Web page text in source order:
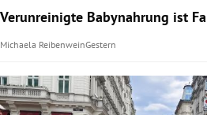
Verunreinigte Babynahrung ist
Michaela ReibenweinGestern